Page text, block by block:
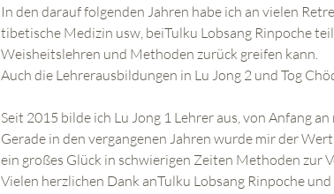
In den darauf folgenden Jahren habe ich an vielen
tibetische Medizin usw, beiTulku Lobsang Rinpoche
Weisheitslehren und Methoden zurück greifen kann.
Auch die Lehrerausbildungen in Lu Jong 2 und Tog
Seit 2015 bilde ich Lu Jong 1 Lehrer aus, von Anfang
Gerade in den vergangenen Jahren wurde mir der
ein großes Glück in schwierigen Zeiten Methoden zur
Vielen herzlichen Dank anTulku Lobsang Rinpoche